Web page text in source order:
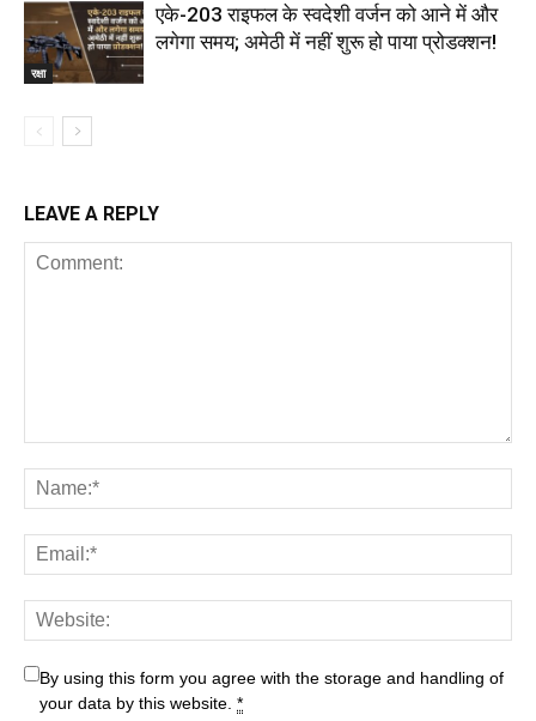
रक्षा
एके-203 राइफल के स्वदेशी वर्जन को आने में और
लगेगा समय; अमेठी में नहीं शुरू हो पाया प्रोडक्शन!
LEAVE A REPLY
By using this form you agree with the storage and handling of
your data by this website. *